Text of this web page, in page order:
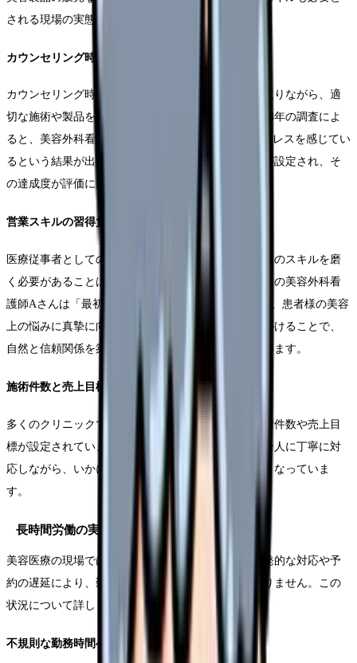
される現場の実態をお伝えします。
カウンセリング時の売上プレッシャー
カウンセリング時には、患者様の希望を丁寧に聞き取りながら、適
切な施術や製品を提案することが求められます。2024年の調査によ
ると、美容外科看護師の78%が売上ノルマによるストレスを感じてい
るという結果が出ています。現場では月間売上目標が設定され、そ
の達成度が評価に影響することも少なくありません。
営業スキルの習得負担
医療従事者としての本来の役割に加えて、接客や営業のスキルを磨
く必要があることは大きな負担となっています。現役の美容外科看
護師Aさんは「最初は営業的な仕事に戸惑いましたが、患者様の美容
上の悩みに真摯に向き合い、適切なアドバイスを心がけることで、
自然と信頼関係を築くことができました」と語っています。
施術件数と売上目標への対応
多くのクリニックでは、看護師一人あたりの月間施術件数や売上目
標が設定されています。これに対して、患者様一人一人に丁寧に対
応しながら、いかに効率的に業務をこなすかが課題となっていま
す。
長時間労働の実態
美容医療の現場では、予約制を導入していても、突発的な対応や予
約の遅延により、勤務時間が延びることが少なくありません。この
状況について詳しく見ていきましょう。
不規則な勤務時間への対応